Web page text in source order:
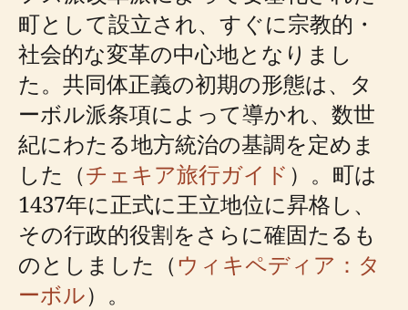
町として設立され、すぐに宗教的・
社会的な変革の中心地となりまし
た。共同体正義の初期の形態は、タ
ーボル派条項によって導かれ、数世
紀にわたる地方統治の基調を定めま
した（チェキア旅行ガイド ）。町は
1437年に正式に王立地位に昇格し、
その行政的役割をさらに確固たるも
のとしました（ウィキペディア：タ
ーボル）。